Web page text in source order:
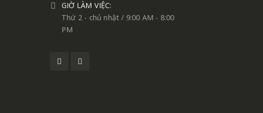
GIỜ LÀM VIỆC:
Thứ 2 - chủ nhật / 9:00 AM - 8:00
PM